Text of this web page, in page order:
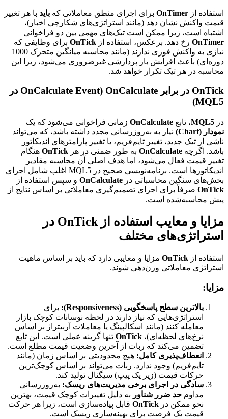
استفاده از OnTimer برای اجرای منطق معاملاتی که باید با هر تغییر
قیمت واکنش نشان دهد (مانند استراتژی‌های شکارچی اخبار)،
اشتباه است، زیرا ممکن است تیک‌های مهمی بین دو فراخوانی
OnTimer رخ دهد. برعکس، استفاده از OnTick برای وظایفی که
نیازی به واکنش فوری ندارند (مانند محاسبه میانگین متحرک 1000
دوره‌ای) باعث افزایش بار پردازشی غیرضروری می‌شود، زیرا این
محاسبه در هر تیک تکرار خواهد شد.
OnTick در برابر OnCalculate (OnCalculate Event در
MQL5)
در MQL5، تابع OnCalculate زمانی فراخوانی می‌شود که یک
نمودار (Chart)
نیاز به به‌روزرسانی مجدد داشته باشد، که می‌تواند
ناشی از تیک جدید، تغییر تایم‌فریم، یا تغییر پارامترهای اندیکاتور
باشد. اگرچه OnCalculate به طور ضمنی در هر OnTick هنگام
تغییر قیمت فعال می‌شود، اما هدف اصلی آن محاسبه مقادیر
اندیکاتورها است. برنامه‌نویسی صحیح در MQL5 اغلب شامل اجرای
بخش‌های سنگین محاسباتی در OnCalculate و سپس استفاده از
OnTick صرفاً برای اجرای تصمیم‌گیری معاملاتی بر اساس نتایج از
پیش محاسبه‌شده است.
مزایا و معایب استفاده از OnTick در
استراتژی‌های مختلف
استفاده از OnTick مزایا و معایبی دارد که باید بر اساس ماهیت
استراتژی معاملاتی وزن‌دهی شوند.
مزایا:
بالاترین سطح پاسخگویی (Responsiveness):
برای
استراتژی‌هایی که نیاز دارند در لحظه نوسانات کوچک بازار
معامله کنند (مانند اسکالپینگ یا معاملات آربیتراژ بر اساس
نرخ‌های لحظه‌ای)، OnTick تنها گزینه عملی است. این تابع
تضمین می‌کند که ربات از آخرین وضعیت قیمت مطلع است.
انعطاف‌پذیری کامل: هیچ محدودیتی بر اساس زمان (مانند
تایم‌فریم) وجود ندارد. ربات می‌تواند بر اساس کوچک‌ترین
حرکات قیمت (زیر یک پیپ) سیگنال تولید کند.
سادگی در اجرای برخی مدیریت‌های ریسک: به‌روزرسانی
مداوم حد ضرر شناور به دلیل تغییرات کوچک قیمت، بهترین
نحو ممکن در OnTick قابل پیاده‌سازی است، زیرا هر حرکت
قیمت یک فرصت برای بهینه‌سازی ریسک است.